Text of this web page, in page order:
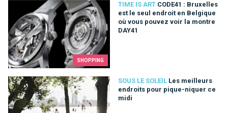
SHOPPING
TIME IS ART CODE41 : Bruxelles
est le seul endroit en Belgique
où vous pouvez voir la montre
DAY41
CODE41 : Bruxelles est le seul endroit en Belgique où vous
SOUS LE SOLEIL Les meilleurs
endroits pour pique-niquer ce
midi
Les meilleurs endroits pour pique-niquer ce midi